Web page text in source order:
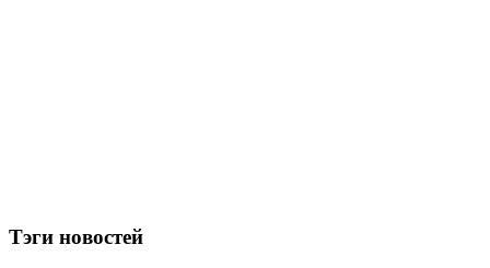
Тэги новостей